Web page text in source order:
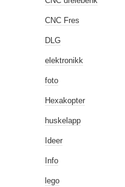
CNC Fres
DLG
elektronikk
foto
Hexakopter
huskelapp
Ideer
Info
lego